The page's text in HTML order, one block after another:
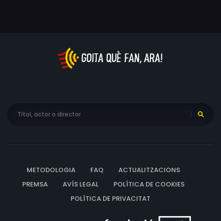
METODOLOGIA FAQ
ACTUALITZACIONS
PREMSA
AVÍS LEGAL
POLÍTICA DE COOKIES
POLÍTICA DE PRIVACITAT